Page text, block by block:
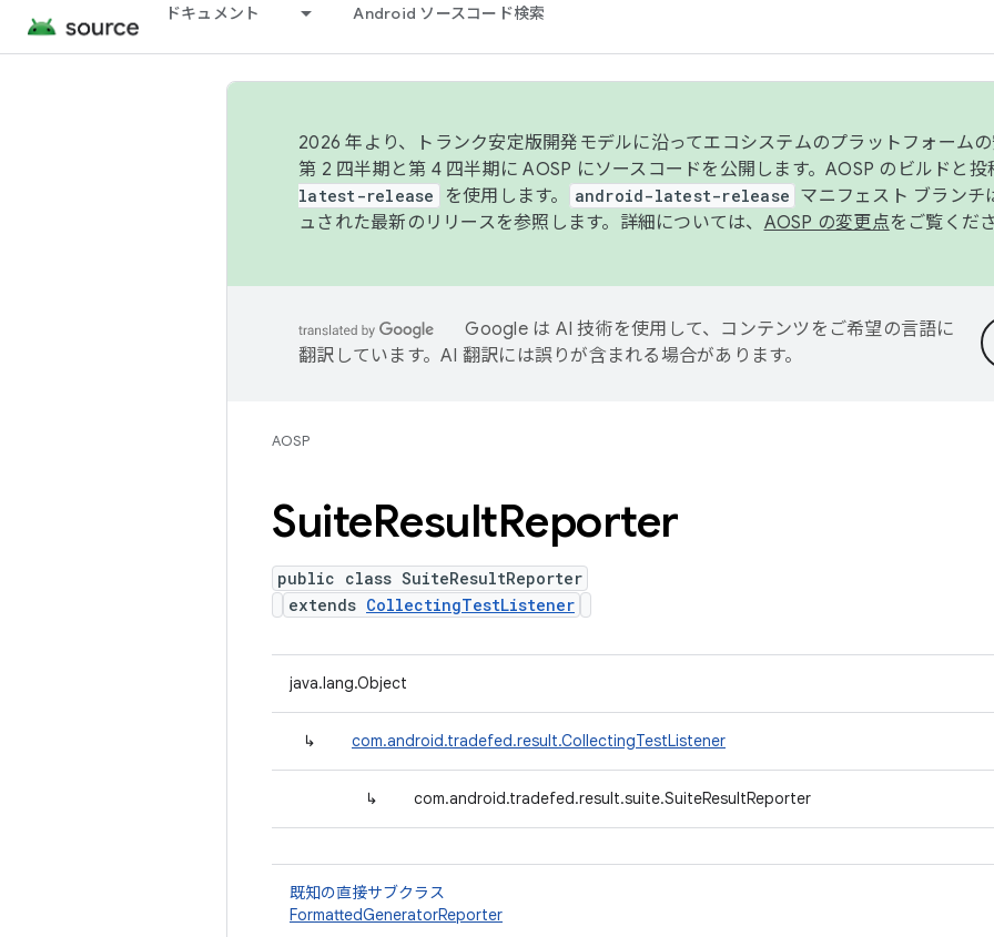
ドキュメント Android ソースコード検索
2026 年より、トランク安定版開発モデルに沿ってエコシステムのプラットフォーム
第 2 四半期と第 4 四半期に AOSP にソースコードを公開します。AOSP のビルドと投
latest-release を使用します。 android-latest-release マニフェスト ブランチ
ュされた最新のリリースを参照します。詳細については、 AOSP の変更点をご覧くだ
Google は AI 技術を使用して、コンテンツをご希望の言語に
翻訳しています。AI 翻訳には誤りが含まれる場合があります。
AOSP
SuiteResultReporter
public class SuiteResultReporter
extends CollectingTestListener
java.lang.Object
↳ com.android.tradefed.result.CollectingTestListener
↳ com.android.tradefed.result.suite.SuiteResultReporter
既知の直接サブクラス
FormattedGeneratorReporter